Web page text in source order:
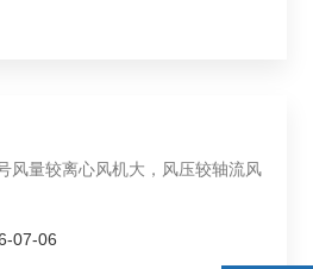
风量较离心风机大，风压较轴流风
07-06